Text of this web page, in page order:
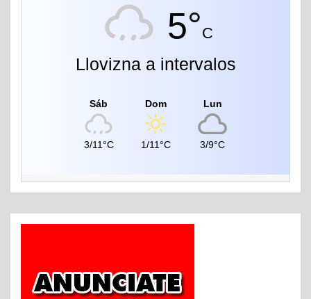
5°C
Llovizna a intervalos
Sáb
3/11°C
Dom
1/11°C
Lun
3/9°C